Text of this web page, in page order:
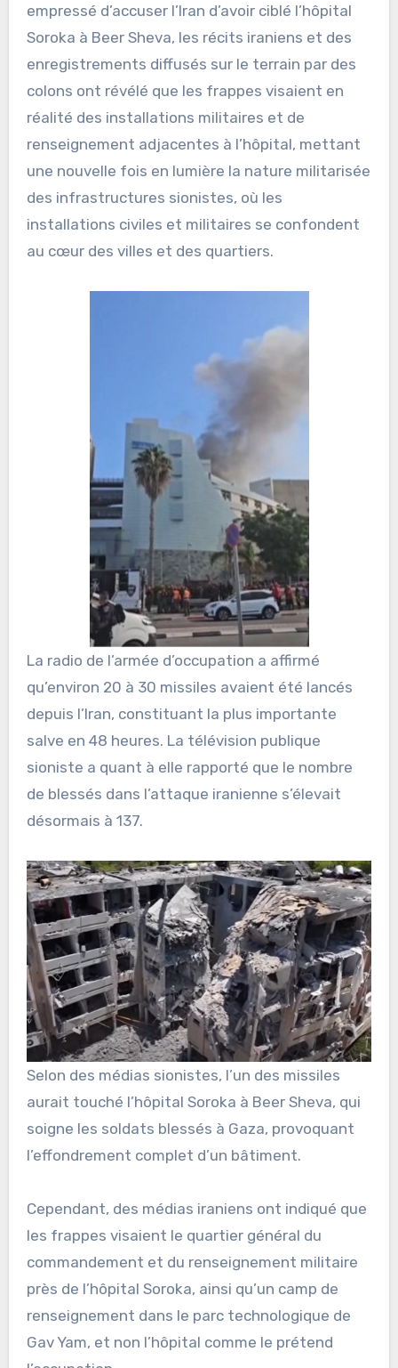
empressé d’accuser l’Iran d’avoir ciblé l’hôpital
Soroka à Beer Sheva, les récits iraniens et des
enregistrements diffusés sur le terrain par des
colons ont révélé que les frappes visaient en
réalité des installations militaires et de
renseignement adjacentes à l’hôpital, mettant
une nouvelle fois en lumière la nature militarisée
des infrastructures sionistes, où les
installations civiles et militaires se confondent
au cœur des villes et des quartiers.
La radio de l’armée d’occupation a affirmé
qu’environ 20 à 30 missiles avaient été lancés
depuis l’Iran, constituant la plus importante
salve en 48 heures. La télévision publique
sioniste a quant à elle rapporté que le nombre
de blessés dans l’attaque iranienne s’élevait
désormais à 137.
Selon des médias sionistes, l’un des missiles
aurait touché l’hôpital Soroka à Beer Sheva, qui
soigne les soldats blessés à Gaza, provoquant
l’effondrement complet d’un bâtiment.
Cependant, des médias iraniens ont indiqué que
les frappes visaient le quartier général du
commandement et du renseignement militaire
près de l’hôpital Soroka, ainsi qu’un camp de
renseignement dans le parc technologique de
Gav Yam, et non l’hôpital comme le prétend